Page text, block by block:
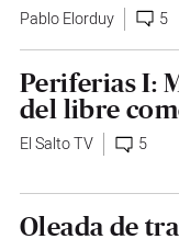
Pablo Elorduy 5
Periferias I:
del libre
El Salto TV 5
Oleada de